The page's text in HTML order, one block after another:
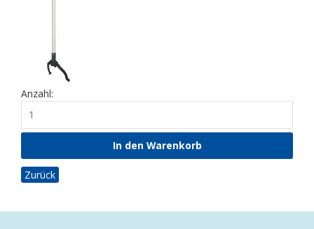
Anzahl:
Zurück